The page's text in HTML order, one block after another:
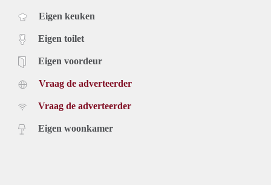
Eigen keuken
Eigen toilet
Eigen voordeur
Vraag de adverteerder
Vraag de adverteerder
Eigen woonkamer